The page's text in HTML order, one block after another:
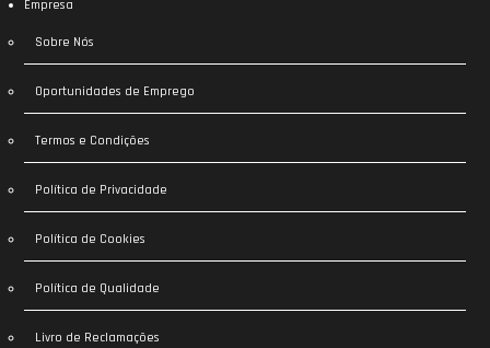
Empresa
Sobre Nós
Oportunidades de Emprego
Termos e Condições
Política de Privacidade
Política de Cookies
Política de Qualidade
Livro de Reclamações